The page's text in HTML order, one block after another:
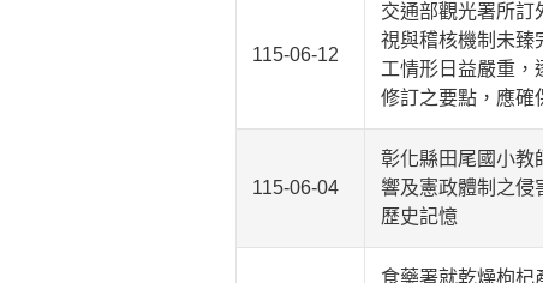
115-06-12
交通部觀光署所訂
視與稽核機制未臻
工情形日益嚴重，
修訂之要點，應確
115-06-04
彰化縣田尾國小
響及憲政體制之
歷史記憶
食藥署就乾燥枸杞